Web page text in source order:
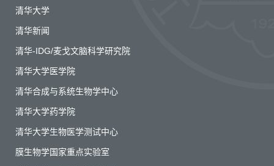
清华大学
清华新闻
清华-IDG/麦戈文脑科学研究院
清华大学医学院
清华合成与系统生物学中心
清华大学药学院
清华大学生物医学测试中心
膜生物学国家重点实验室